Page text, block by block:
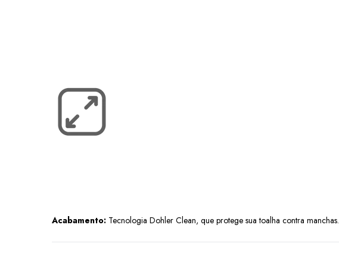
Acabamento: Tecnologia Dohler Clean, que protege sua toalha contra manchas.